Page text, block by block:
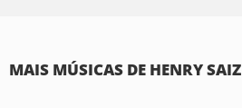
MAIS MÚSICAS DE HENRY SAIZ